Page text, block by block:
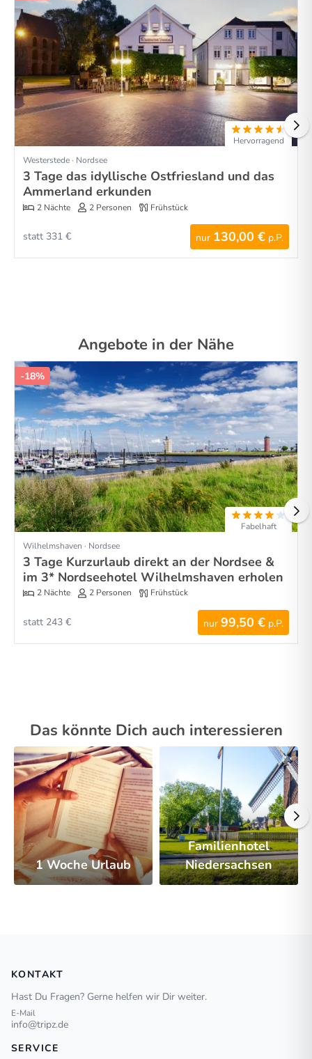
Hervorragend
Westerstede · Nordsee
3 Tage das idyllische Ostfriesland und das
Ammerland erkunden
2 Nächte 2 Personen Frühstück
nur 130,00 € p.P.
statt 331 €
Angebote in der Nähe
-18%
Fabelhaft
Wilhelmshaven · Nordsee
3 Tage Kurzurlaub direkt an der Nordsee &
im 3* Nordseehotel Wilhelmshaven erholen
2 Nächte 2 Personen Frühstück
nur 99,50 € p.P.
statt 243 €
Das könnte Dich auch interessieren
1 Woche Urlaub
Familienhotel
Niedersachsen
KONTAKT
Hast Du Fragen? Gerne helfen wir Dir weiter.
E-Mail
info@tripz.de
SERVICE